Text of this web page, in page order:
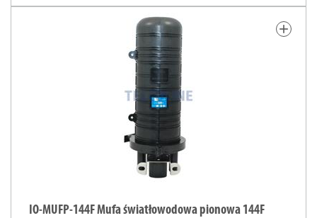
add
IO-MUFP-144F Mufa światłowodowa pionowa 144F